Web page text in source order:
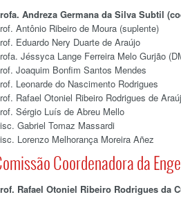
Andreza Germana da Silva Subtil
Antônio Ribeiro de Moura (suplente)
Eduardo Nery Duarte de Araújo
Jéssyca Lange Ferreira Melo Gurjão
Joaquim Bonfim Santos Mendes
Leonarde do Nascimento Rodrigues
Rafael Otoniel Ribeiro Rodrigues de
Sérgio Luís de Abreu Mello
Gabriel Tomaz Massardi
Lorenzo Melhorança Moreira Añez
Coordenadora da
Rafael Otoniel Ribeiro Rodrigues da